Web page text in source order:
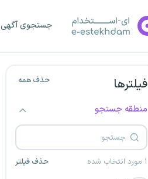
جستجوی آگهی
فیلترها حذف همه
منطقه جستجو
۱ مورد انتخاب شده حذف فیلتر